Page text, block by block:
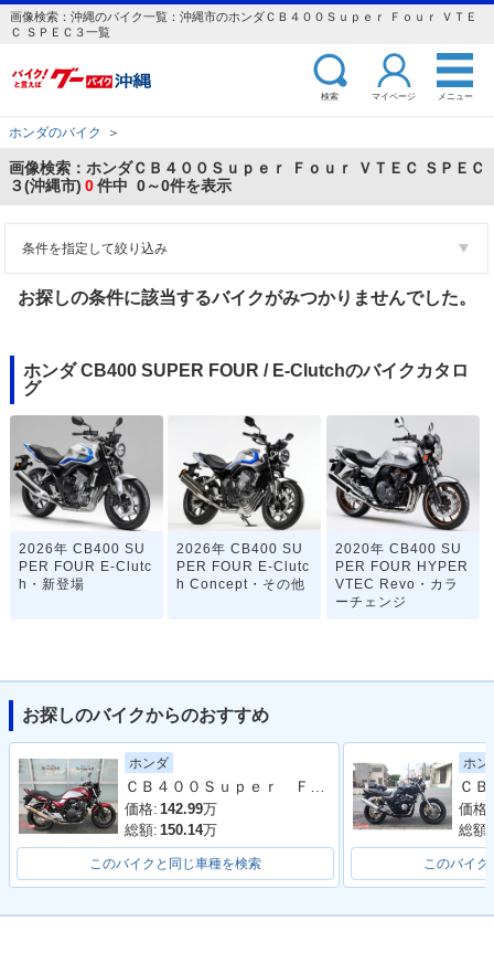
画像検索：沖縄のバイク一覧：沖縄市のホンダＣＢ４００Ｓｕｐｅｒ Ｆｏｕｒ ＶＴＥ
Ｃ ＳＰＥＣ３一覧
検索 マイページ メニュー
ホンダのバイク ＞
画像検索：ホンダＣＢ４００Ｓｕｐｅｒ Ｆｏｕｒ ＶＴＥＣ ＳＰＥＣ
３(沖縄市) 0件中 0～0件を表示
条件を指定して絞り込み
お探しの条件に該当するバイクがみつかりませんでした。
ホンダ CB400 SUPER FOUR / E-Clutchのバイクカタロ
グ
2026年 CB400 SU
PER FOUR E-Clutc
h・新登場
2026年 CB400 SU
PER FOUR E-Clutc
h Concept・その他
2020年 CB400 SU
PER FOUR HYPER
VTEC Revo・カラ
ーチェンジ
2019年 CB400 SU
PER FOUR HYPER
VTEC Revo・マイ
ナーチェンジ
PER FOUR HYPER
VTEC Revo ABS・
カラーチェンジ
2018年 CB400 SU
PER FOUR HYPER
VTEC Revo・カラ
ーチェンジ
お探しのバイクからのおすすめ
ホンダ
ＣＢ４００Ｓｕｐｅｒ Ｆｏｕｒ ＶＴＥＣ Ｒｅｖｏ 最終型 ヨシムラスリップオンマフラー ラジエーターカバー ＥＴＣ２．０他
価格: 142.99万
総額: 150.14万
このバイクと同じ車種を検索
ホン
価格:
総額:
このバイク